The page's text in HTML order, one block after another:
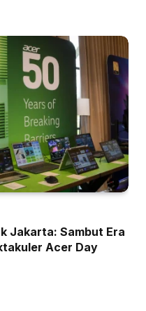
Jakarta: Sambut Era
Acer Day